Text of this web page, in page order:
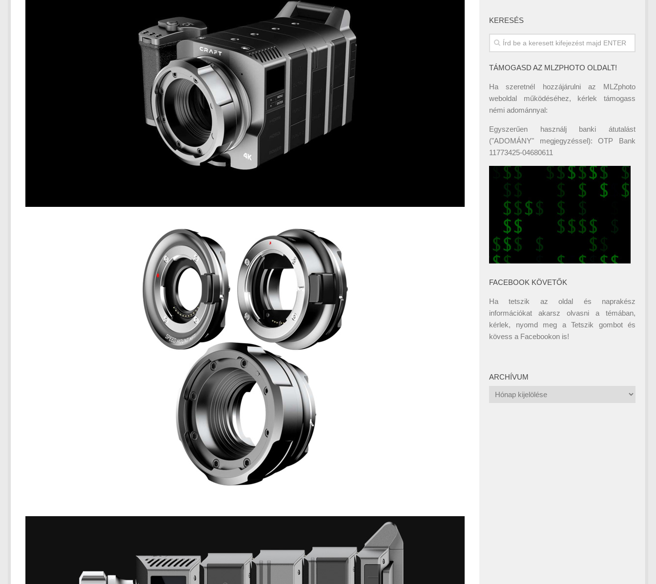
KERESÉS
TÁMOGASD AZ MLZPHOTO OLDALT!
Ha szeretnél hozzájárulni az MLZphoto
weboldal működéséhez, kérlek támogass
némi adománnyal:
Egyszerűen használj banki átutalást
("ADOMÁNY" megjegyzéssel): OTP Bank
11773425-04680611
FACEBOOK KÖVETŐK
Ha tetszik az oldal és naprakész
információkat akarsz olvasni a témában,
kérlek, nyomd meg a Tetszik gombot és
kövess a Facebookon is!
ARCHÍVUM
Archívum